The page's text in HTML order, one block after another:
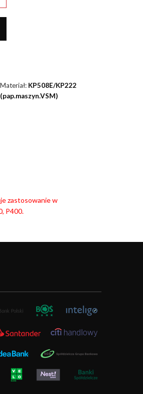
Materiał: KP508E/KP222
(pap.maszyn.VSM)
zastosowanie w
P400.